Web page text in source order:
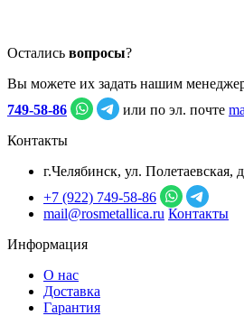
Остались вопросы?
Вы можете их задать нашим
749‑58‑86
или по эл. почте
Контакты
г.Челябинск, ул. Полетаевская,
+7 (922) 749‑58‑86
mail@rosmetallica.ru Контакты
Информация
О нас
Доставка
Гарантия